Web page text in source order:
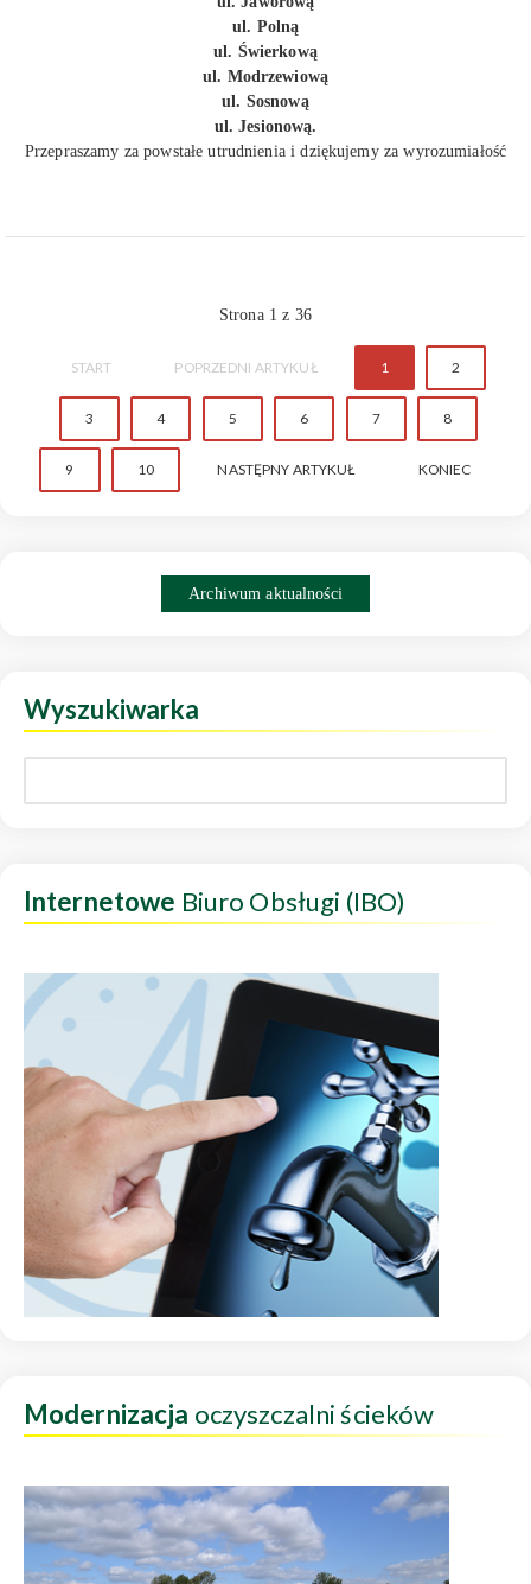
ul. Polną
ul. Świerkową
ul. Modrzewiową
ul. Sosnową
ul. Jesionową.
Przepraszamy za powstałe utrudnienia i dziękujemy za wyrozumiałość
Strona 1 z 36
START POPRZEDNI ARTYKUŁ 1 2
3 4 5 6 7 8
9 10 NASTĘPNY ARTYKUŁ KONIEC
Archiwum aktualności
Wyszukiwarka
Internetowe Biuro Obsługi (IBO)
Modernizacja oczyszczalni ścieków